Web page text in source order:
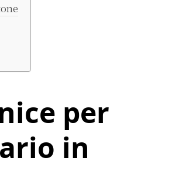
per
in